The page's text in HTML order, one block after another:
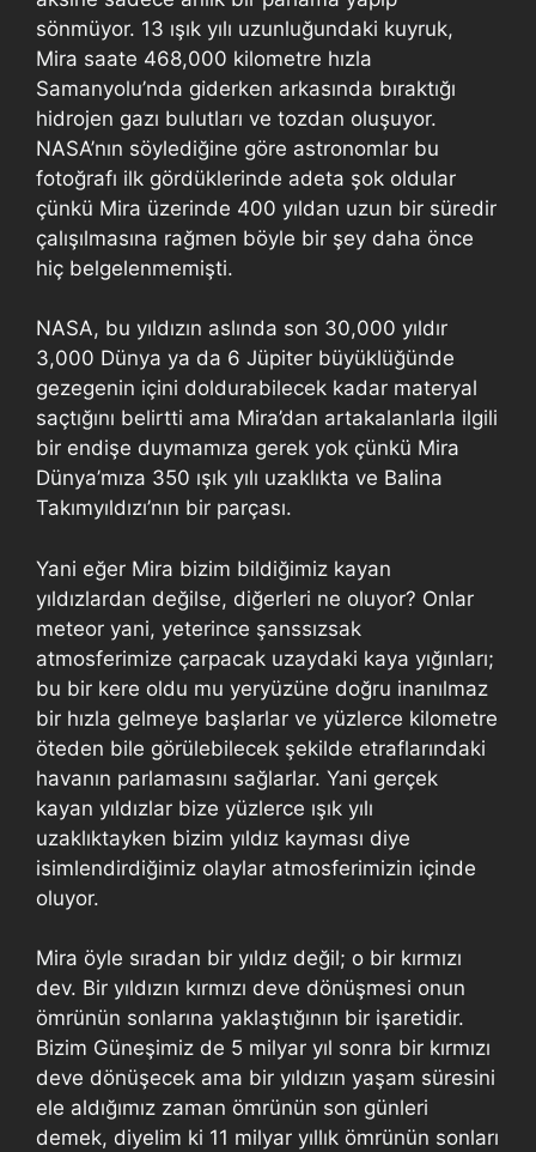
sönmüyor. 13 ışık yılı uzunluğundaki kuyruk,
Mira saate 468,000 kilometre hızla
Samanyolu’nda giderken arkasında bıraktığı
hidrojen gazı bulutları ve tozdan oluşuyor.
NASA’nın söylediğine göre astronomlar bu
fotoğrafı ilk gördüklerinde adeta şok oldular
çünkü Mira üzerinde 400 yıldan uzun bir süredir
çalışılmasına rağmen böyle bir şey daha önce
hiç belgelenmemişti.
NASA, bu yıldızın aslında son 30,000 yıldır
3,000 Dünya ya da 6 Jüpiter büyüklüğünde
gezegenin içini doldurabilecek kadar materyal
saçtığını belirtti ama Mira’dan artakalanlarla ilgili
bir endişe duymamıza gerek yok çünkü Mira
Dünya’mıza 350 ışık yılı uzaklıkta ve Balina
Takımyıldızı’nın bir parçası.
Yani eğer Mira bizim bildiğimiz kayan
yıldızlardan değilse, diğerleri ne oluyor? Onlar
meteor yani, yeterince şanssızsak
atmosferimize çarpacak uzaydaki kaya yığınları;
bu bir kere oldu mu yeryüzüne doğru inanılmaz
bir hızla gelmeye başlarlar ve yüzlerce kilometre
öteden bile görülebilecek şekilde etraflarındaki
havanın parlamasını sağlarlar. Yani gerçek
kayan yıldızlar bize yüzlerce ışık yılı
uzaklıktayken bizim yıldız kayması diye
isimlendirdiğimiz olaylar atmosferimizin içinde
oluyor.
Mira öyle sıradan bir yıldız değil; o bir kırmızı
dev. Bir yıldızın kırmızı deve dönüşmesi onun
ömrünün sonlarına yaklaştığının bir işaretidir.
Bizim Güneşimiz de 5 milyar yıl sonra bir kırmızı
deve dönüşecek ama bir yıldızın yaşam süresini
ele aldığımız zaman ömrünün son günleri
demek, diyelim ki 11 milyar yıllık ömrünün sonları